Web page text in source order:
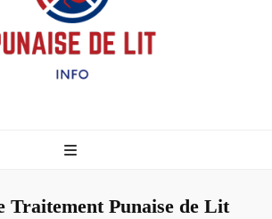
– Info
Traitement Punaise de Lit